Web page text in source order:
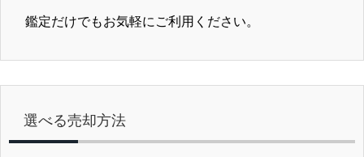
鑑定だけでもお気軽にご利用ください。
選べる売却方法